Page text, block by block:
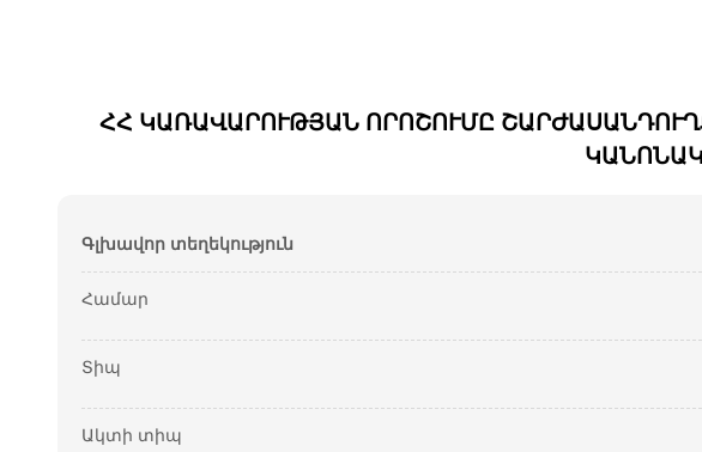
ՀՀ ԿԱՌԱՎԱՐՈՒԹՅԱՆ ՈՐՈՇՈՒՄԸ
Գլխավոր տեղեկություն
Համար
Տիպ
Ակտի տիպ